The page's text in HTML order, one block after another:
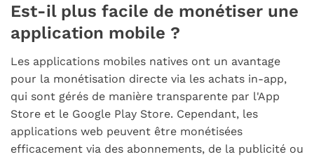
Est-il plus facile de monétiser une
application mobile ?
Les applications mobiles natives ont un avantage
pour la monétisation directe via les achats in-app,
qui sont gérés de manière transparente par l'App
Store et le Google Play Store. Cependant, les
applications web peuvent être monétisées
efficacement via des abonnements, de la publicité ou